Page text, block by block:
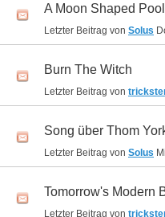
A Moon Shaped Pool
Letzter Beitrag von Solus
Burn The Witch
Letzter Beitrag von
Song über Thom
Letzter Beitrag von Solus
Tomorrow's Modern
Letzter Beitrag von